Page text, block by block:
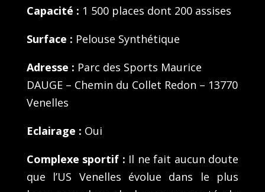
Capacité : 1 500 places dont 200 assises
Surface : Pelouse Synthétique
Adresse : Parc des Sports Maurice
DAUGE – Chemin du Collet Redon – 13770
Venelles
Eclairage : Oui
Complexe sportif : Il ne fait aucun doute
que l’US Venelles évolue dans le plus